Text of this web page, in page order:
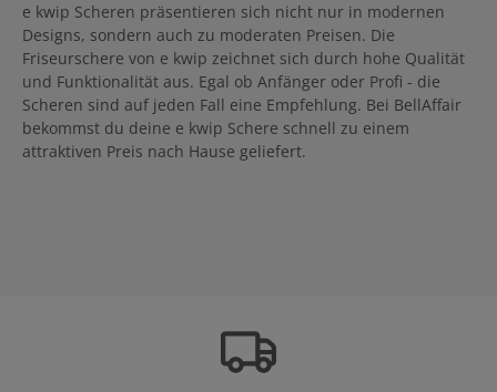
e kwip Scheren präsentieren sich nicht nur in modernen
Designs, sondern auch zu moderaten Preisen. Die
Friseurschere von e kwip zeichnet sich durch hohe Qualität
und Funktionalität aus. Egal ob Anfänger oder Profi - die
Scheren sind auf jeden Fall eine Empfehlung. Bei BellAffair
bekommst du deine e kwip Schere schnell zu einem
attraktiven Preis nach Hause geliefert.